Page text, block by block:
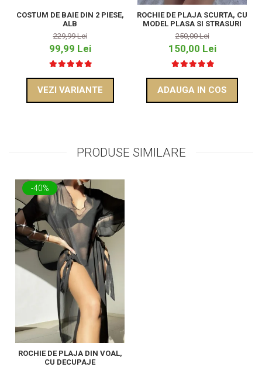
COSTUM DE BAIE DIN 2 PIESE,
ALB
229,99 Lei
99,99 Lei
VEZI VARIANTE
ROCHIE DE PLAJA SCURTA, CU
MODEL PLASA SI STRASURI
250,00 Lei
150,00 Lei
ADAUGA IN COS
PRODUSE SIMILARE
-40%
ROCHIE DE PLAJA DIN VOAL,
CU DECUPAJE